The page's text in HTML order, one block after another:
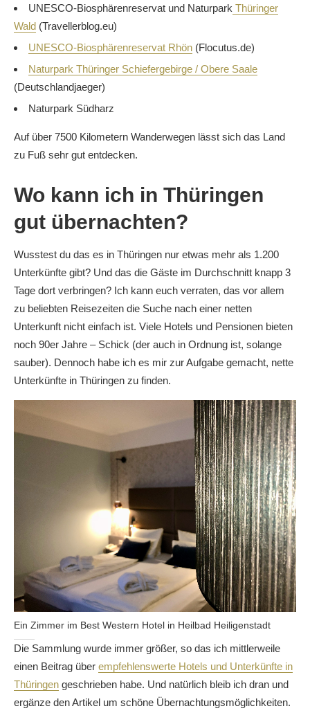
UNESCO-Biosphärenreservat und Naturpark Thüringer
Wald (Travellerblog.eu)
UNESCO-Biosphärenreservat Rhön (Flocutus.de)
Naturpark Thüringer Schiefergebirge / Obere Saale
(Deutschlandjaeger)
Naturpark Südharz
Auf über 7500 Kilometern Wanderwegen lässt sich das Land
zu Fuß sehr gut entdecken.
Wo kann ich in Thüringen
gut übernachten?
Wusstest du das es in Thüringen nur etwas mehr als 1.200
Unterkünfte gibt? Und das die Gäste im Durchschnitt knapp 3
Tage dort verbringen? Ich kann euch verraten, das vor allem
zu beliebten Reisezeiten die Suche nach einer netten
Unterkunft nicht einfach ist. Viele Hotels und Pensionen bieten
noch 90er Jahre – Schick (der auch in Ordnung ist, solange
sauber). Dennoch habe ich es mir zur Aufgabe gemacht, nette
Unterkünfte in Thüringen zu finden.
Ein Zimmer im Best Western Hotel in Heilbad Heiligenstadt
Die Sammlung wurde immer größer, so das ich mittlerweile
einen Beitrag über empfehlenswerte Hotels und Unterkünfte in
Thüringen geschrieben habe. Und natürlich bleib ich dran und
ergänze den Artikel um schöne Übernachtungsmöglichkeiten.